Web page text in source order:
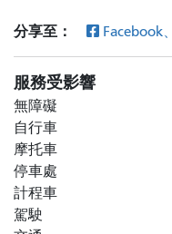
分享至： Facebook、
服務受影響
無障礙
自行車
摩托車
停車處
計程車
駕駛